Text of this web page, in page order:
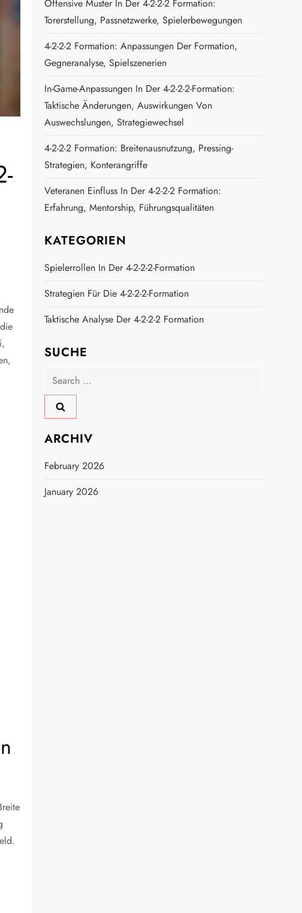
Offensive Muster In Der 4-2-2-2 Formation:
Torerstellung, Passnetzwerke, Spielerbewegungen
4-2-2-2 Formation: Anpassungen Der Formation,
Gegneranalyse, Spielszenerien
In-Game-Anpassungen In Der 4-2-2-2-Formation:
Taktische Änderungen, Auswirkungen Von
Auswechslungen, Strategiewechsel
4-2-2-2 Formation: Breitenausnutzung, Pressing-
Strategien, Konterangriffe
Veteranen Einfluss In Der 4-2-2-2 Formation:
Erfahrung, Mentorship, Führungsqualitäten
KATEGORIEN
Spielerrollen In Der 4-2-2-2-Formation
Strategien Für Die 4-2-2-2-Formation
Taktische Analyse Der 4-2-2-2 Formation
SUCHE
Search
for:
ARCHIV
February 2026
January 2026